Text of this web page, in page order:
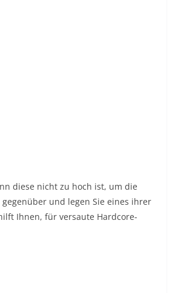
diese nicht zu hoch ist, um die
und legen Sie eines ihrer
Ihnen, für versaute Hardcore-